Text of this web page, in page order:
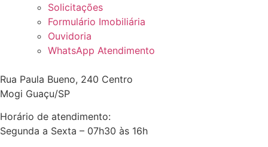
Solicitações
Formulário Imobiliária
Ouvidoria
WhatsApp Atendimento
Rua Paula Bueno, 240 Centro
Mogi Guaçu/SP
Horário de atendimento:
Segunda a Sexta – 07h30 às 16h